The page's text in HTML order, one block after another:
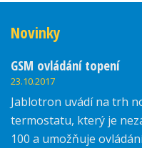
Novinky
GSM ovládání topení
23.10.2017
Jablotron uvádí na trh
termostatu, který je
100 a umožňuje